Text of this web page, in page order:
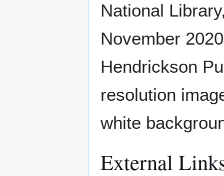
National
November
Hendrickson
resolution
white
External